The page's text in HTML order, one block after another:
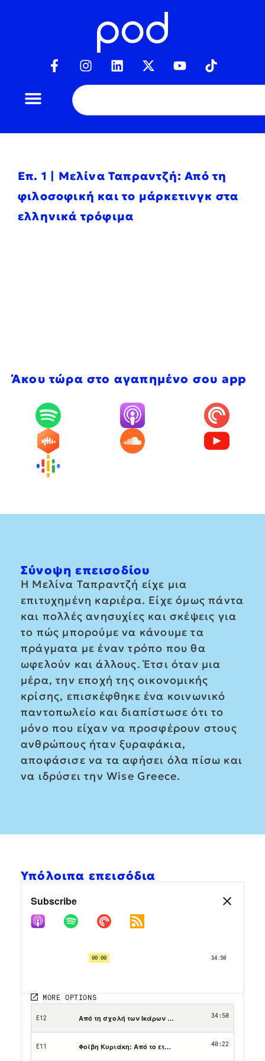
Επ. 1 | Μελίνα Ταπραντζή: Από τη
φιλοσοφική και το μάρκετινγκ στα
ελληνικά τρόφιμα
Άκου τώρα στο αγαπημένο σου app
Σύνοψη επεισοδίου
Η Μελίνα Ταπραντζή είχε μια
επιτυχημένη καριέρα. Είχε όμως πάντα
και πολλές ανησυχίες και σκέψεις για
το πώς μπορούμε να κάνουμε τα
πράγματα με έναν τρόπο που θα
ωφελούν και άλλους. Έτσι όταν μια
μέρα, την εποχή της οικονομικής
κρίσης, επισκέφθηκε ένα κοινωνικό
παντοπωλείο και διαπίστωσε ότι το
μόνο που είχαν να προσφέρουν στους
ανθρώπους ήταν ξυραφάκια,
αποφάσισε να τα αφήσει όλα πίσω και
να ιδρύσει την Wise Greece.
Υπόλοιπα επεισόδια